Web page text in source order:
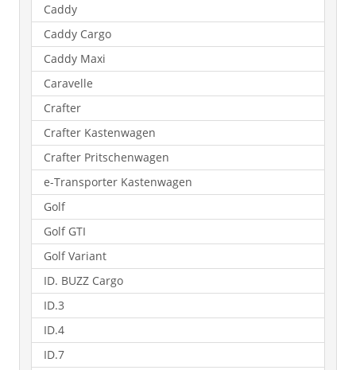
Caddy
Caddy Cargo
Caddy Maxi
Caravelle
Crafter
Crafter Kastenwagen
Crafter Pritschenwagen
e-Transporter Kastenwagen
Golf
Golf GTI
Golf Variant
ID. BUZZ Cargo
ID.3
ID.4
ID.7